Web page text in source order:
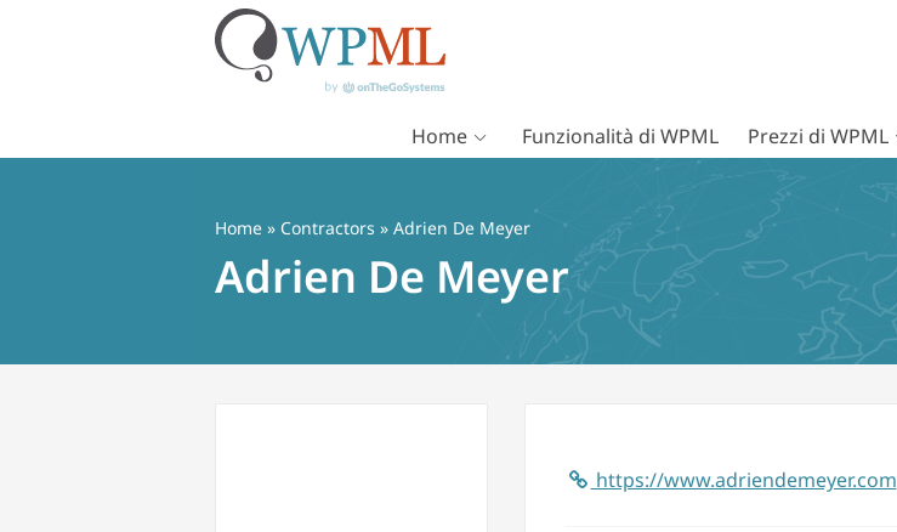
Home Funzionalità di WPML Prezzi di WPML
Home » Contractors » Adrien De Meyer
Adrien De Meyer
https://www.adriendemeyer.com